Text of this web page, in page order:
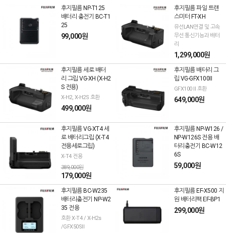
후지필름 NP-T125
배터리 충전기 BC-T1
25
99,000원
후지필름 파일 트랜
스미터 FT-XH
유선LAN연결 및 고속
무선 통신기능과 배터
리
1,299,000원
후지필름 세로 배터
리 그립 VG-XH (X-H2
S 전용)
X-H2, X-H2S 호환
499,000원
후지필름 배터리 그
립 VG-GFX100II
GFX100 II 호환
649,000원
후지필름 VG-XT4 세
로 배터리그립 (X-T4
전용세로그립)
X-T4 전용
389,000원
179,000원
후지필름 NP-W126 /
NP-W126S 전용 배
터리충전기 BC-W12
6S
59,000원
후지필름 BC-W235
배터리충전기 NP-W2
35 전용
호환 X-T4 / X-H2s
/GFX50SII
후지필름 EF-X500 지
원 배터리팩 EF-BP1
299,000원